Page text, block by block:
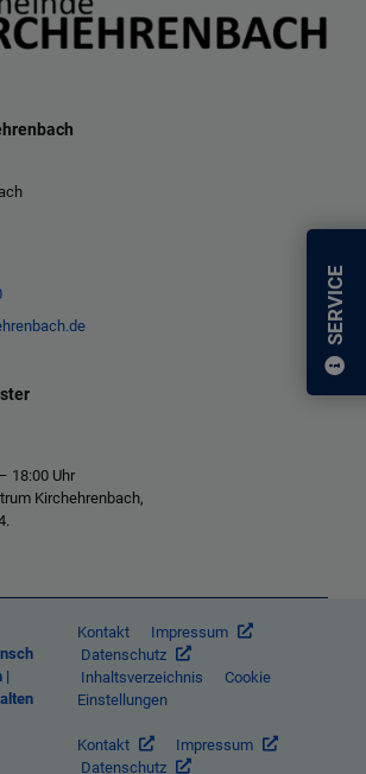
SERVICE
18:00 Uhr
Kirchehrenbach,
|
Kontakt
Impressum
Datenschutz
Inhaltsverzeichnis
Cookie
Einstellungen
Kontakt
Impressum
Datenschutz